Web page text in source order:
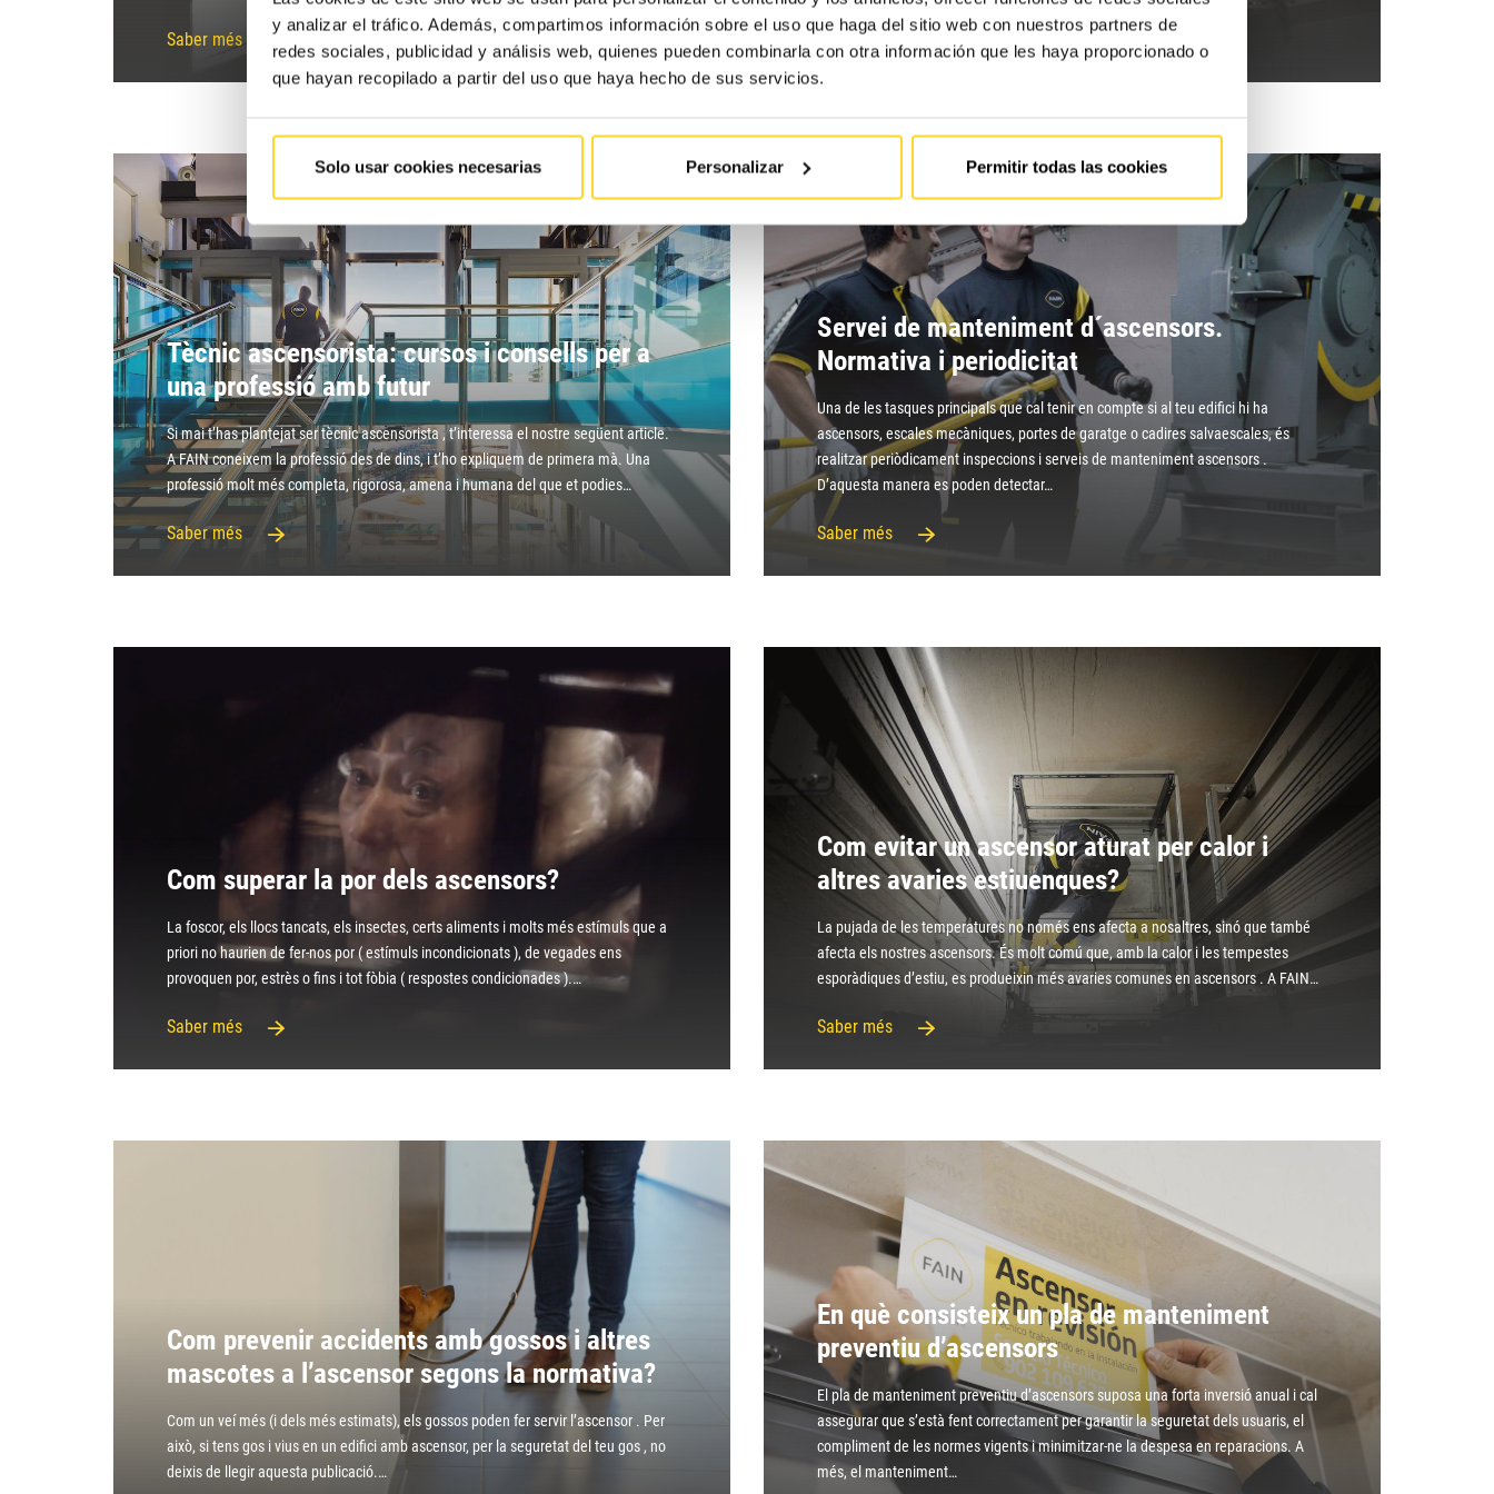
y analizar el tráfico. Además, compartimos información sobre el uso que haga del sitio web con nuestros partners de
redes sociales, publicidad y análisis web, quienes pueden combinarla con otra información que les haya proporcionado o
que hayan recopilado a partir del uso que haya hecho de sus servicios.
Solo usar cookies necesarias Personalizar Permitir todas las cookies
Saber més Saber més
Tècnic ascensorista: cursos i consells per a
una professió amb futur
Si mai t’has plantejat ser tècnic ascensorista , t’interessa el nostre següent article.
A FAIN coneixem la professió des de dins, i t’ho expliquem de primera mà. Una
professió molt més completa, rigorosa, amena i humana del que et podies…
Saber més
Servei de manteniment d´ascensors.
Normativa i periodicitat
Una de les tasques principals que cal tenir en compte si al teu edifici hi ha
ascensors, escales mecàniques, portes de garatge o cadires salvaescales, és
realitzar periòdicament inspeccions i serveis de manteniment ascensors .
D’aquesta manera es poden detectar…
Saber més
Com superar la por dels ascensors?
La foscor, els llocs tancats, els insectes, certs aliments i molts més estímuls que a
priori no haurien de fer-nos por ( estímuls incondicionats ), de vegades ens
provoquen por, estrès o fins i tot fòbia ( respostes condicionades ).…
Saber més
Com evitar un ascensor aturat per calor i
altres avaries estiuenques?
La pujada de les temperatures no només ens afecta a nosaltres, sinó que també
afecta els nostres ascensors. És molt comú que, amb la calor i les tempestes
esporàdiques d’estiu, es produeixin més avaries comunes en ascensors . A FAIN…
Saber més
Com prevenir accidents amb gossos i altres
mascotes a l’ascensor segons la normativa?
Com un veí més (i dels més estimats), els gossos poden fer servir l’ascensor . Per
això, si tens gos i vius en un edifici amb ascensor, per la seguretat del teu gos , no
deixis de llegir aquesta publicació.…
En què consisteix un pla de manteniment
preventiu d’ascensors
El pla de manteniment preventiu d’ascensors suposa una forta inversió anual i cal
assegurar que s’està fent correctament per garantir la seguretat dels usuaris, el
compliment de les normes vigents i minimitzar-ne la despesa en reparacions. A
més, el manteniment…